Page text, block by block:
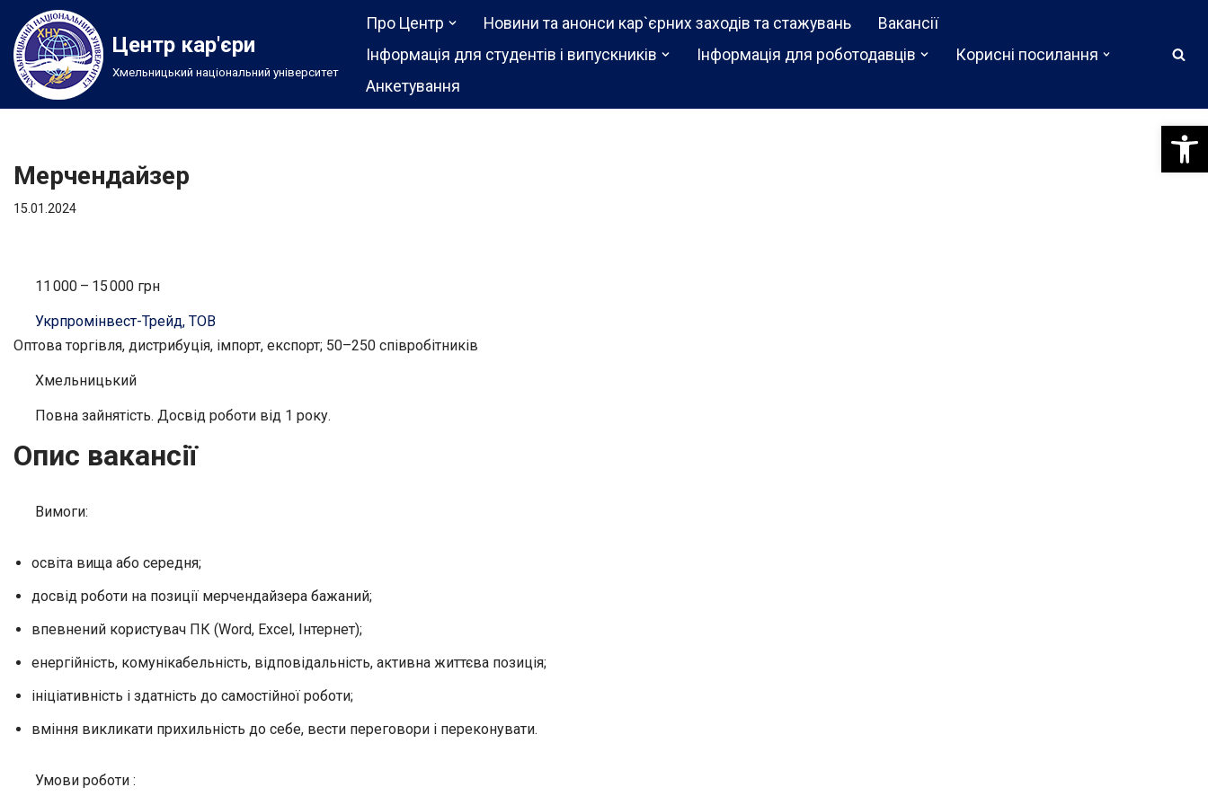
Перейти
до
вмісту
Центр кар'єри
Хмельницький національний університет
Про Центр Новини та анонси кар`єрних заходів та стажувань
Вакансії
Інформація для студентів і випускників
Інформація для роботодавців
Корисні посилання
Анкетування
Мерчендайзер
15.01.2024
11 000 – 15 000 грн
Укрпромінвест-Трейд, ТОВ
Оптова торгівля, дистрибуція, імпорт, експорт; 50–250 співробітників
Хмельницький
Повна зайнятість. Досвід роботи від 1 року.
Опис вакансії
Вимоги:
освіта вища або середня;
досвід роботи на позиції мерчендайзера бажаний;
впевнений користувач ПК (Word, Excel, Інтернет);
енергійність, комунікабельність, відповідальність, активна життєва позиція;
ініціативність і здатність до самостійної роботи;
вміння викликати прихильність до себе, вести переговори і переконувати.
Умови роботи :